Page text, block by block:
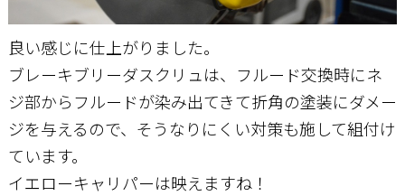
良い感じに仕上がりました。
ブレーキブリーダスクリュは、フルード交換時にネ
ジ部からフルードが染み出てきて折角の塗装にダメー
ジを与えるので、そうなりにくい対策も施して組付け
ています。
イエローキャリパーは映えますね！